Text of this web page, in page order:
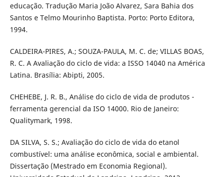
educação. Tradução Maria João Alvarez, Sara Bahia dos
Santos e Telmo Mourinho Baptista. Porto: Porto Editora,
1994.
CALDEIRA-PIRES, A.; SOUZA-PAULA, M. C. de; VILLAS BOAS,
R. C. A Avaliação do ciclo de vida: a ISSO 14040 na América
Latina. Brasília: Abipti, 2005.
CHEHEBE, J. R. B., Análise do ciclo de vida de produtos -
ferramenta gerencial da ISO 14000. Rio de Janeiro:
Qualitymark, 1998.
DA SILVA, S. S.; Avaliação do ciclo de vida do etanol
combustível: uma análise econômica, social e ambiental.
Dissertação (Mestrado em Economia Regional).